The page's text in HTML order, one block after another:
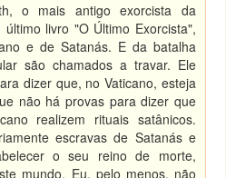
o mais antigo exorcista da
livro "O Último Exorcista",
e de Satanás. E da batalha
são chamados a travar. Ele
dizer que, no Vaticano, esteja
não há provas para dizer que
realizem rituais satânicos.
escravas de Satanás e
o seu reino de morte,
mundo. Eu, pelo menos, não